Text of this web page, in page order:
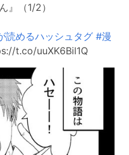
』（1/2）
読めるハッシュタグ #漫
t.co/uuXK6Bil1Q